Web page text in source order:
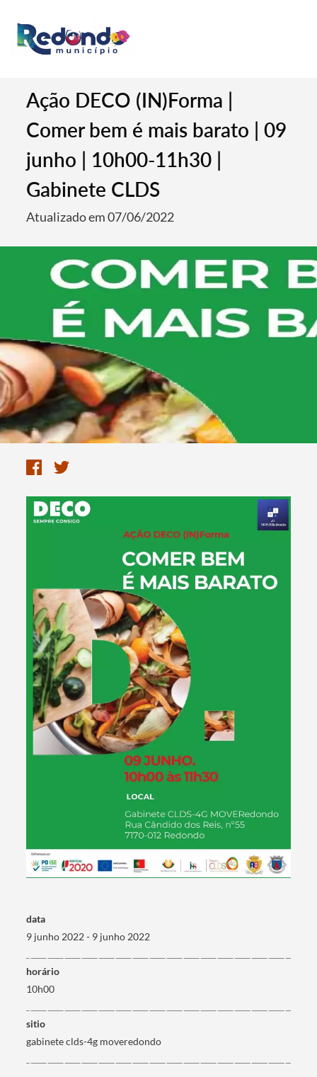
Termo de Pesquisa
Filtros
Ação DECO (IN)Forma |
Comer bem é mais barato | 09
junho | 10h00-11h30 |
Gabinete CLDS
Atualizado em 07/06/2022
data
9 junho 2022 - 9 junho 2022
horário
10h00
sitio
gabinete clds-4g moveredondo